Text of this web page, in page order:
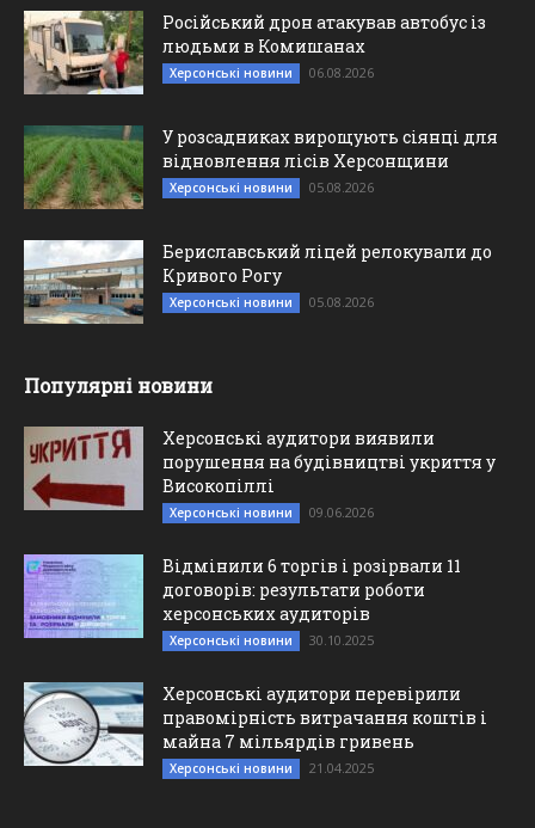
Російський дрон атакував автобус із
людьми в Комишанах
Херсонські новини 06.08.2026
У розсадниках вирощують сіянці для
відновлення лісів Херсонщини
Херсонські новини 05.08.2026
Бериславський ліцей релокували до
Кривого Рогу
Херсонські новини 05.08.2026
Популярні новини
Херсонські аудитори виявили
порушення на будівництві укриття у
Високопіллі
Херсонські новини 09.06.2026
Відмінили 6 торгів і розірвали 11
договорів: результати роботи
херсонських аудиторів
Херсонські новини 30.10.2025
Херсонські аудитори перевірили
правомірність витрачання коштів і
майна 7 мільярдів гривень
Херсонські новини 21.04.2025